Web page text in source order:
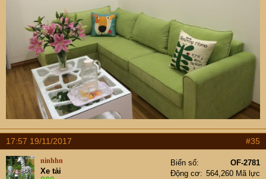
17:57 19/11/2017 #35
ninhhn
Xe tải
Biển số
OF-2781
Động cơ
564,260 Mã lực